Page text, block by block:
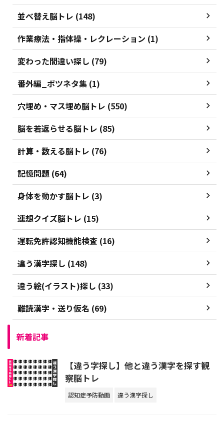
並べ替え脳トレ (148)
作業療法・指体操・レクレーション (1)
変わった間違い探し (79)
番外編_ボツネタ集 (1)
穴埋め・マス埋め脳トレ (550)
脳を若返らせる脳トレ (85)
計算・数える脳トレ (76)
記憶問題 (64)
身体を動かす脳トレ (3)
連想クイズ脳トレ (15)
運転免許認知機能検査 (16)
違う漢字探し (148)
違う絵(イラスト)探し (33)
難読漢字・送り仮名 (69)
新着記事
【違う字探し】他と違う漢字を探す観
察脳トレ
認知症予防動画 違う漢字探し